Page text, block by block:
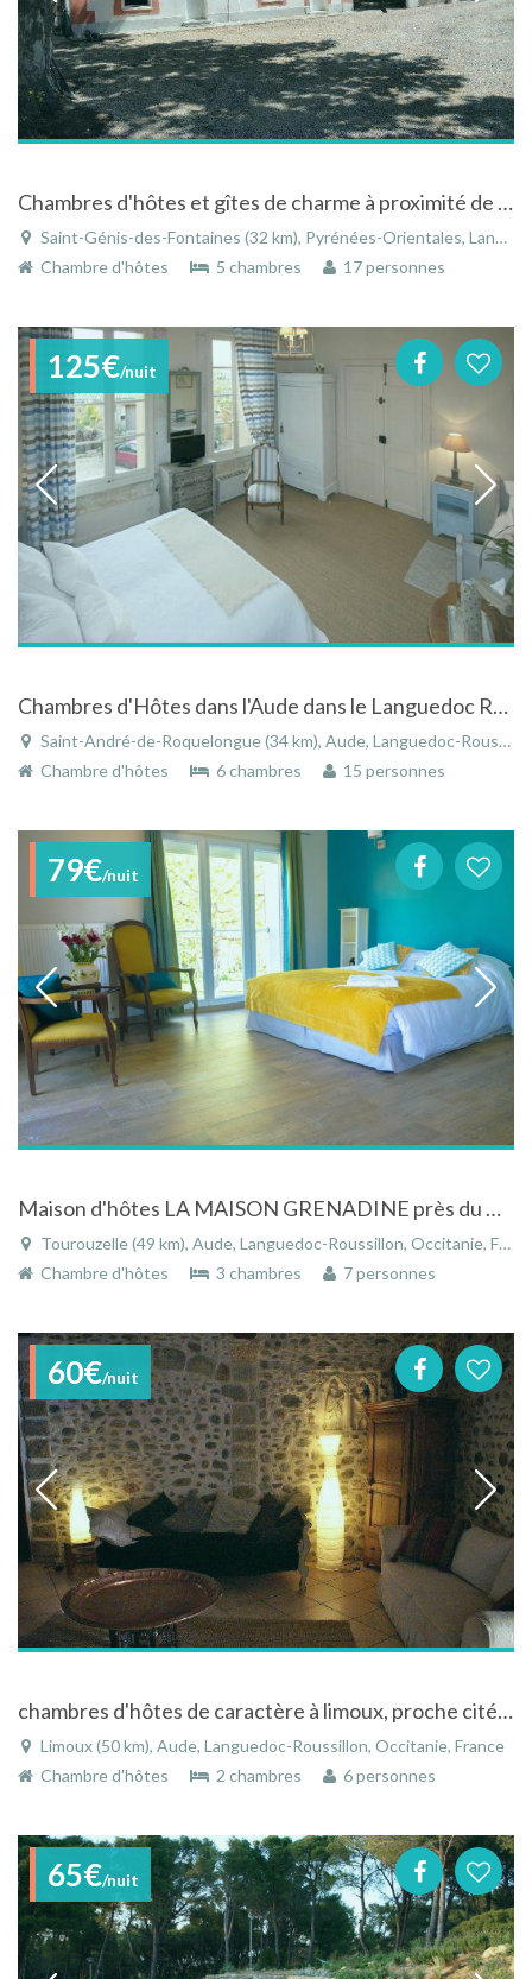
Chambres d'hôtes et gîtes de charme à proximité de Collioure avec piscine
Saint-Génis-des-Fontaines (32 km), Pyrénées-Orientales, Languedoc-Roussillon, Occitanie, France
Chambre d'hôtes
5 chambres 17 personnes
125€/nuit
Chambres d'Hôtes dans l'Aude dans le Languedoc Roussillon
Saint-André-de-Roquelongue (34 km), Aude, Languedoc-Roussillon, Occitanie, France
Chambre d'hôtes
6 chambres 15 personnes
79€/nuit
Maison d'hôtes LA MAISON GRENADINE près du Canal du Midi en Minervois
Tourouzelle (49 km), Aude, Languedoc-Roussillon, Occitanie, France
Chambre d'hôtes
3 chambres 7 personnes
60€/nuit
chambres d'hôtes de caractère à limoux, proche cité de carcassonne, canal du midi, chateaux cathares
Limoux (50 km), Aude, Languedoc-Roussillon, Occitanie, France
Chambre d'hôtes
2 chambres 6 personnes
65€/nuit